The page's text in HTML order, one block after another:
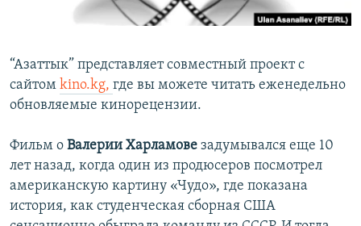
“Азаттык” представляет совместный проект с
сайтом kino.kg, где вы можете читать еженедельно
обновляемые кинорецензии.
Фильм о Валерии Харламове задумывался еще 10
лет назад, когда один из продюсеров посмотрел
американскую картину «Чудо», где показана
история, как студенческая сборная США